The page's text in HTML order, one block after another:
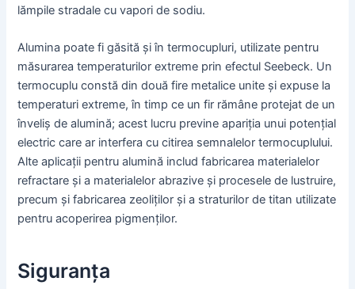
lămpile stradale cu vapori de sodiu.
Alumina poate fi găsită și în termocupluri, utilizate pentru
măsurarea temperaturilor extreme prin efectul Seebeck. Un
termocuplu constă din două fire metalice unite și expuse la
temperaturi extreme, în timp ce un fir rămâne protejat de un
înveliș de alumină; acest lucru previne apariția unui potențial
electric care ar interfera cu citirea semnalelor termocuplului.
Alte aplicații pentru alumină includ fabricarea materialelor
refractare și a materialelor abrazive și procesele de lustruire,
precum și fabricarea zeoliților și a straturilor de titan utilizate
pentru acoperirea pigmenților.
Siguranța